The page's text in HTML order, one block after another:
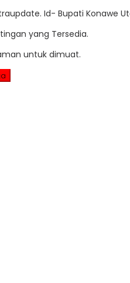
Id- Bupati Konawe
yang Tersedia.
untuk dimuat.